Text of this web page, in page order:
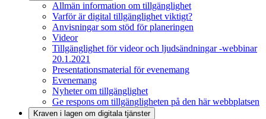
Allmän information om tillgänglighet
Varför är digital tillgänglighet viktigt?
Anvisningar som stöd för planeringen
Videor
Tillgänglighet för videor och ljudsändningar -webbinar
20.1.2021
Presentationsmaterial för evenemang
Evenemang
Nyheter om tillgänglighet
Ge respons om tillgängligheten på den här webbplatsen
Kraven i lagen om digitala tjänster